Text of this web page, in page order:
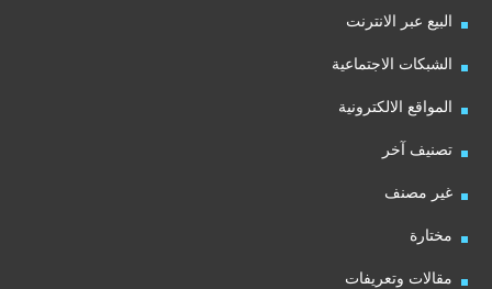
البيع عبر الانترنت
الشبكات الاجتماعية
المواقع الالكترونية
تصنيف آخر
غير مصنف
مختارة
مقالات وتعريفات